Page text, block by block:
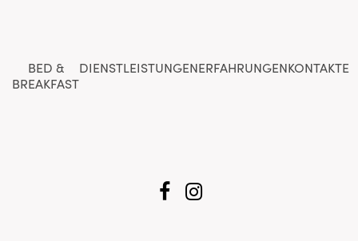
BED &
BREAKFAST
DIENSTLEISTUNGENERFAHRUNGENKONTAKTE